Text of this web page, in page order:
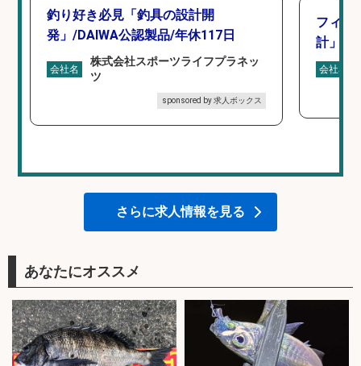
釣り好き必見「釣具の設計開
発」/DAIWA公認製品/年休117日
会社名
株式会社スポーツライフプラネッ
ツ
sponsored by 求人ボックス
フィッ
計」
会社名
さらに求人情報を見る
あなたにオススメ